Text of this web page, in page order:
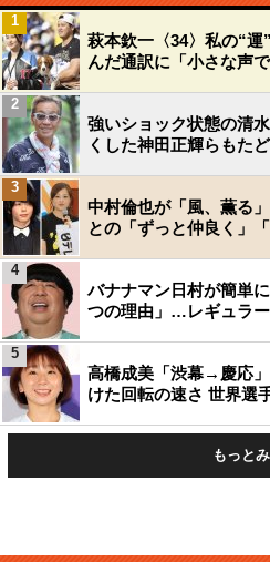
萩本欽一〈34〉私の“
んだ通訳に「小さな声
1
強いショック状態の清
くした神田正輝らもた
2
中村倫也が「風、薫る
との「ずっと仲良く」
3
バナナマン日村が簡単
つの理由」…レギュラ
4
高橋成美「渋幕→慶応
けた回転の速さ 世界選
5
もっと